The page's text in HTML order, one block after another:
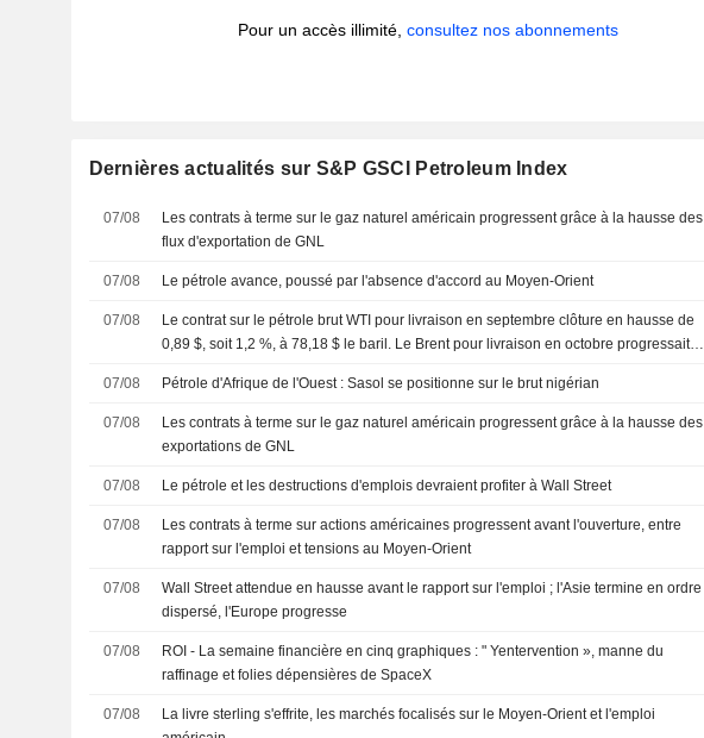
Pour un accès illimité,consultez nos abonnements
Dernières actualités sur S&P GSCI Petroleum Index
07/08
Les contrats à terme sur le gaz naturel américain progressent grâce à la hausse des
flux d'exportation de GNL
07/08 Le pétrole avance, poussé par l'absence d'accord au Moyen-Orient
07/08
Le contrat sur le pétrole brut WTI pour livraison en septembre clôture en hausse de
0,89 $, soit 1,2 %, à 78,18 $ le baril. Le Brent pour livraison en octobre progressait
07/08 Pétrole d'Afrique de l'Ouest : Sasol se positionne sur le brut nigérian
07/08
Les contrats à terme sur le gaz naturel américain progressent grâce à la hausse des
exportations de GNL
07/08 Le pétrole et les destructions d'emplois devraient profiter à Wall Street
07/08
Les contrats à terme sur actions américaines progressent avant l'ouverture, entre
rapport sur l'emploi et tensions au Moyen-Orient
07/08
Wall Street attendue en hausse avant le rapport sur l'emploi ; l'Asie termine en ordre
dispersé, l'Europe progresse
07/08
ROI - La semaine financière en cinq graphiques : " Yentervention », manne du
raffinage et folies dépensières de SpaceX
07/08
La livre sterling s'effrite, les marchés focalisés sur le Moyen-Orient et l'emploi